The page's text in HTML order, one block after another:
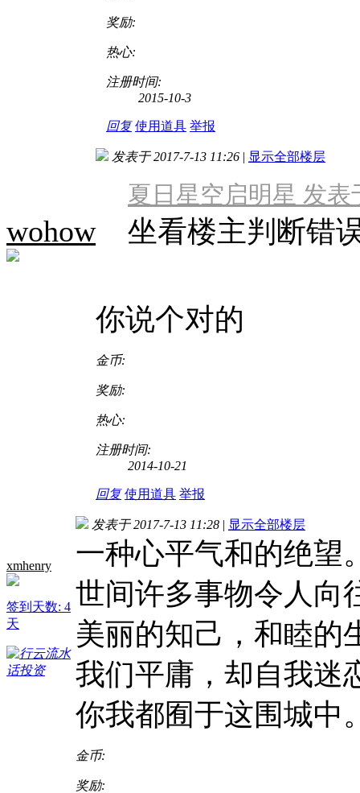
奖励:
热心:
注册时间:
2015-10-3
回复 使用道具 举报
wohow
发表于 2017-7-13 11:26 | 显示全部楼层
夏日星空启明星 发表
坐看楼主判断错
你说个对的
金币:
奖励:
热心:
注册时间:
2014-10-21
回复 使用道具 举报
xmhenry
签到天数: 4
天
发表于 2017-7-13 11:28 | 显示全部楼层
一种心平气和的绝望
世间许多事物令人向
美丽的知己，和睦的
我们平庸，却自我迷
你我都囿于这围城中
金币:
奖励: